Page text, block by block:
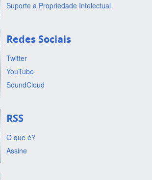
Suporte a Propriedade Intelectual
Redes Sociais
Twitter
YouTube
SoundCloud
RSS
O que é?
Assine